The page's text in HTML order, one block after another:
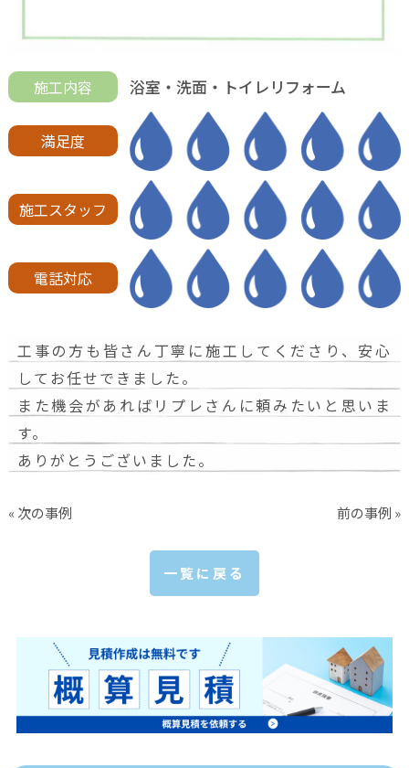
施工内容 浴室・洗面・トイレリフォーム
満足度
施工スタッフ
電話対応
工事の方も皆さん丁寧に施工してくださり、安心
してお任せできました。
また機会があればリプレさんに頼みたいと思いま
す。
ありがとうございました。
« 次の事例 前の事例 »
一覧に戻る